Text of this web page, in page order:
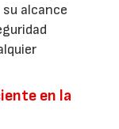
alcance
en la